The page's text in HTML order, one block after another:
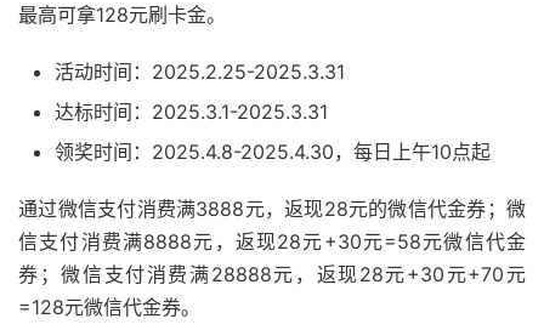
最高可拿128元刷卡金。
活动时间：2025.2.25-2025.3.31
达标时间：2025.3.1-2025.3.31
领奖时间：2025.4.8-2025.4.30，每日上午10点起
通过微信支付消费满3888元，返现28元的微信代金券；微
信支付消费满8888元，返现28元+30元=58元微信代金
券；微信支付消费满28888元，返现28元+30元+70元
=128元微信代金券。